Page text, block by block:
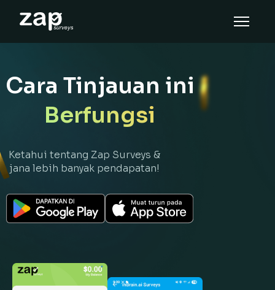
MS
Cara Tinjauan ini
Berfungsi
Ketahui tentang Zap Surveys &
jana lebih banyak pendapatan!